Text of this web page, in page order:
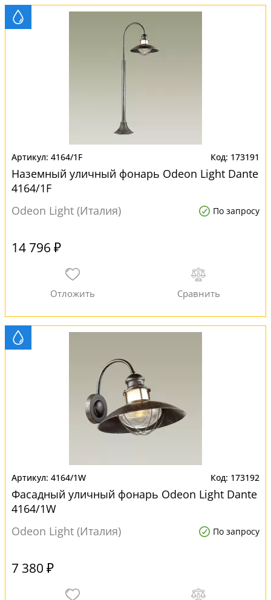
4164/1F 173191
Наземный уличный фонарь Odeon Light Dante
4164/1F
Odeon Light (Италия)
По запросу
14 796 ₽
4164/1W 173192
Фасадный уличный фонарь Odeon Light Dante
4164/1W
Odeon Light (Италия)
По запросу
7 380 ₽